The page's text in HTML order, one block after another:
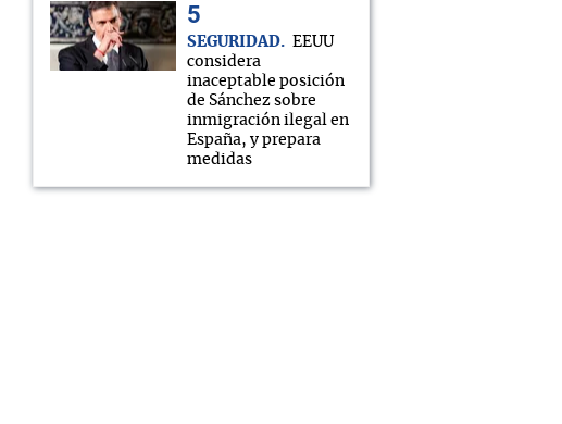
SEGURIDAD
EEUU
considera
inaceptable posición
de Sánchez sobre
inmigración ilegal en
España, y prepara
medidas